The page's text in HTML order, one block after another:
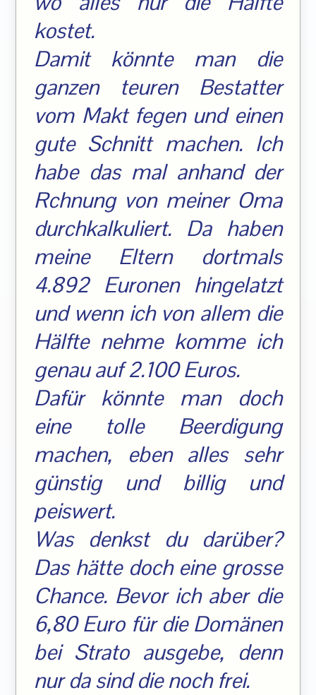
kostet.
Damit könnte man die
ganzen teuren Bestatter
vom Makt fegen und einen
gute Schnitt machen. Ich
habe das mal anhand der
Rchnung von meiner Oma
durchkalkuliert. Da haben
meine Eltern dortmals
4.892 Euronen hingelatzt
und wenn ich von allem die
Hälfte nehme komme ich
genau auf 2.100 Euros.
Dafür könnte man doch
eine tolle Beerdigung
machen, eben alles sehr
günstig und billig und
peiswert.
Was denkst du darüber?
Das hätte doch eine grosse
Chance. Bevor ich aber die
6,80 Euro für die Domänen
bei Strato ausgebe, denn
nur da sind die noch frei.